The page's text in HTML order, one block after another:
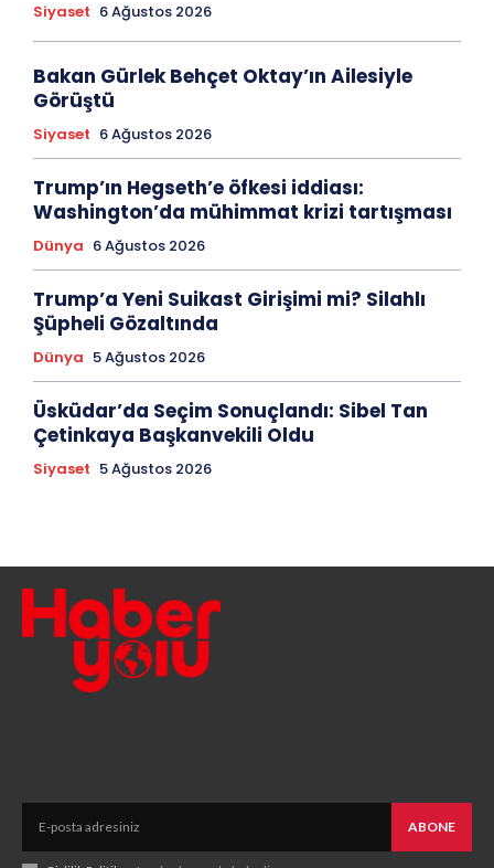
Siyaset 6 Ağustos 2026
Bakan Gürlek Behçet Oktay’ın Ailesiyle
Görüştü
Siyaset 6 Ağustos 2026
Trump’ın Hegseth’e öfkesi iddiası:
Washington’da mühimmat krizi tartışması
Dünya 6 Ağustos 2026
Trump’a Yeni Suikast Girişimi mi? Silahlı
Şüpheli Gözaltında
Dünya 5 Ağustos 2026
Üsküdar’da Seçim Sonuçlandı: Sibel Tan
Çetinkaya Başkanvekili Oldu
Siyaset 5 Ağustos 2026
ABONE